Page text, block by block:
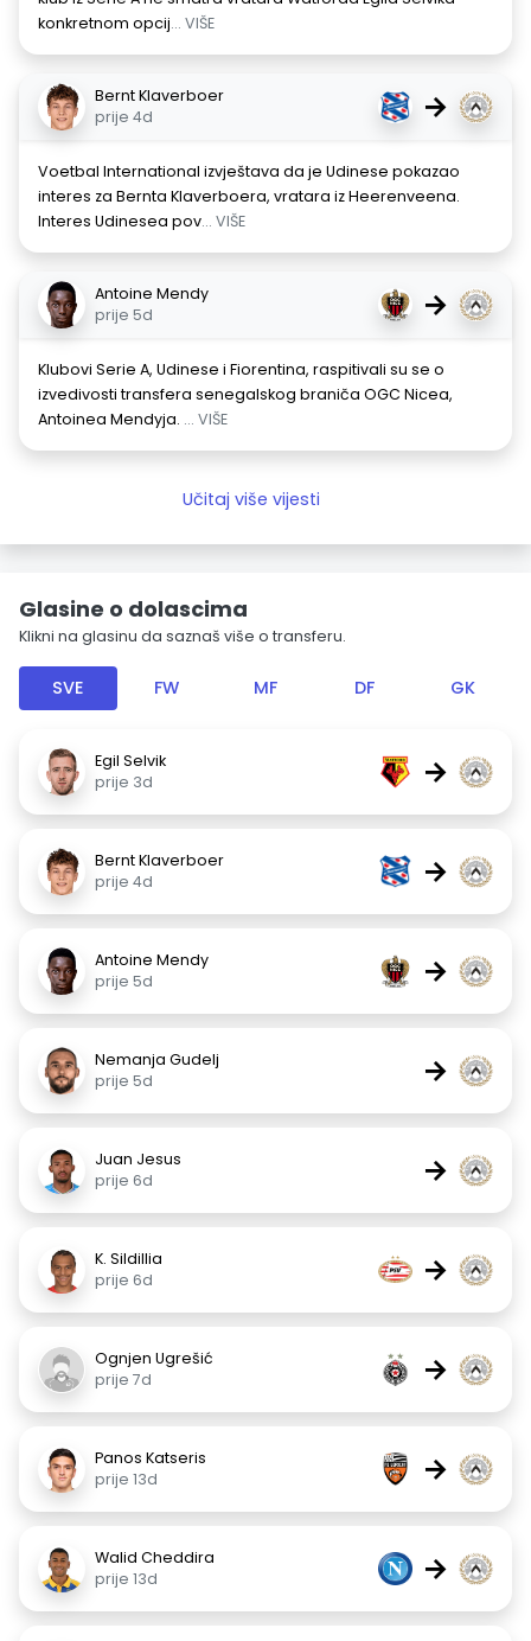
konkretnom opcij... VIŠE
Bernt Klaverboer
prije 4d
→
Voetbal International izvještava da je Udinese pokazao
interes za Bernta Klaverboera, vratara iz Heerenveena.
Interes Udinesea pov... VIŠE
Antoine Mendy
prije 5d
→
Klubovi Serie A, Udinese i Fiorentina, raspitivali su se o
izvedivosti transfera senegalskog braniča OGC Nicea,
Antoinea Mendyja. ... VIŠE
Učitaj više vijesti
Glasine o dolascima
Klikni na glasinu da saznaš više o transferu.
SVE FW MF DF GK
Egil Selvik
prije 3d
→
Bernt Klaverboer
prije 4d
→
Antoine Mendy
prije 5d
→
Nemanja Gudelj
prije 5d
→
Juan Jesus
prije 6d
→
K. Sildillia
prije 6d
→
Ognjen Ugrešić
prije 7d
→
Panos Katseris
prije 13d
→
Walid Cheddira
prije 13d
→